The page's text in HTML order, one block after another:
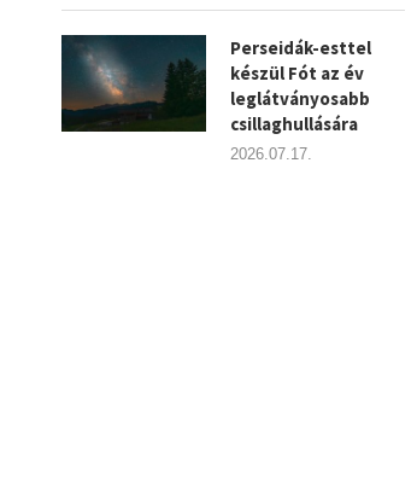
Perseidák-esttel
készül Fót az év
leglátványosabb
csillaghullására
2026.07.17.